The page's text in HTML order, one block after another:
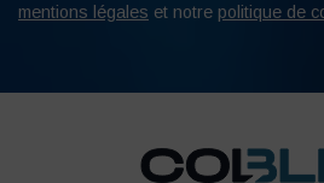
mentions légales et notre politique de